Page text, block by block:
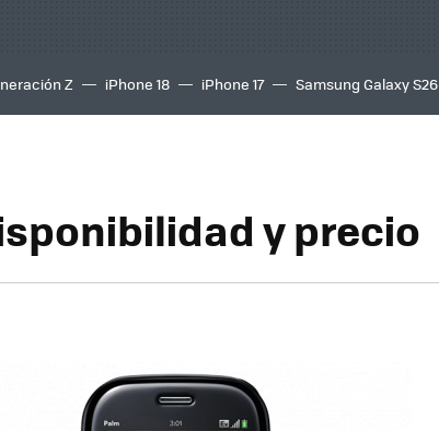
Z iPhone 18 iPhone 17 Samsung Galaxy S26
y precio